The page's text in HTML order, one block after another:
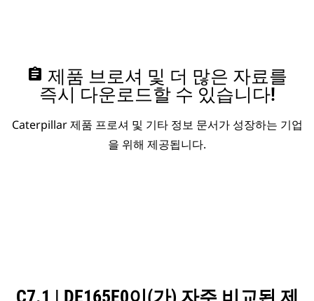
assignment 제품 브로셔 및 더 많은 자료를
즉시 다운로드할 수 있습니다!
Caterpillar 제품 프로셔 및 기타 정보 문서가 성장하는 기업
을 위해 제공됩니다.